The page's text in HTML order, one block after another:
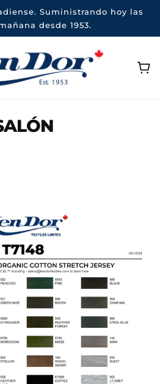
Suministrando hoy las
desde 1953.